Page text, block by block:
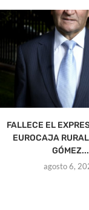
FALLECE EL
EUROCAJA
GÓMEZ...
agosto 6,